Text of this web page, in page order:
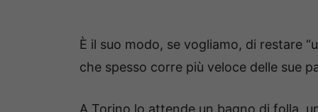
È il suo modo, se vogliamo, di restare
che spesso corre più veloce delle sue
A Torino lo attende un bagno di folla,